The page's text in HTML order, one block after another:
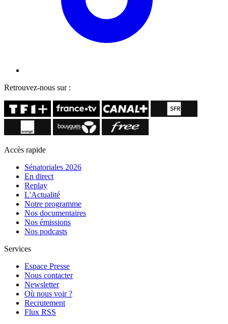
Retrouvez-nous sur :
Accès rapide
Sénatoriales 2026
En direct
Replay
L'Actualité
Notre programme
Nos documentaires
Nos émissions
Nos podcasts
Services
Espace Presse
Nous contacter
Newsletter
Où nous voir ?
Recrutement
Flux RSS